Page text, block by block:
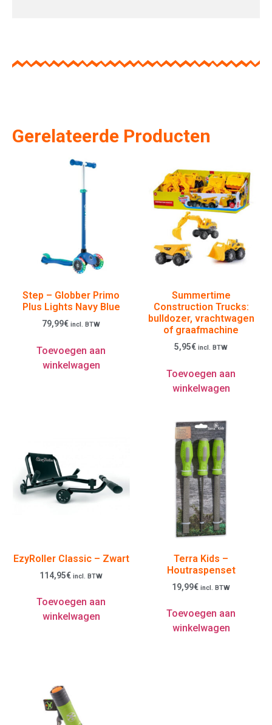
Gerelateerde Producten
Step – Globber Primo
Plus Lights Navy Blue
79,99€ incl. BTW
Toevoegen aan
winkelwagen
Summertime
Construction Trucks:
bulldozer, vrachtwagen
of graafmachine
5,95€ incl. BTW
Toevoegen aan
winkelwagen
EzyRoller Classic – Zwart
114,95€ incl. BTW
Toevoegen aan
winkelwagen
Terra Kids –
Houtraspenset
19,99€ incl. BTW
Toevoegen aan
winkelwagen